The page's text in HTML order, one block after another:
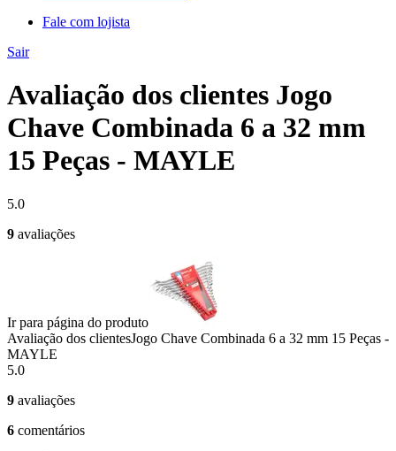
Fale com lojista
Sair
Avaliação dos clientes Jogo
Chave Combinada 6 a 32 mm
15 Peças - MAYLE
5.0
9 avaliações
Ir para página do produto
Avaliação dos clientesJogo Chave Combinada 6 a 32 mm 15 Peças -
MAYLE
5.0
9 avaliações
6 comentários